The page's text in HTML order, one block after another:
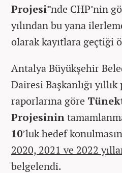
Projesi”nde CHP’nin
yılından bu yana
olarak kayıtlara geçtiği
Antalya Büyükşehir
Dairesi Başkanlığı
raporlarına göre
Projesinin
10’luk hedef
2020, 2021 ve 2022
belgelendi.